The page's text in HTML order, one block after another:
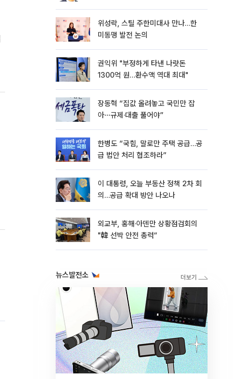
위성락, 스틸 주한미대사 만나…한
미동맹 발전 논의
권익위 "부정하게 타낸 나랏돈
1300억 원…환수액 역대 최대"
장동혁 “집값 올려놓고 국민만 잡
아⋯규제·대출 풀어야”
한병도 “국힘, 말로만 주택 공급…공
급 법안 처리 협조하라”
이 대통령, 오늘 부동산 정책 2차 회
의…공급 확대 방안 나오나
외교부, 홍해·아덴만 상황점검회의
"韓 선박 안전 총력“
뉴스발전소